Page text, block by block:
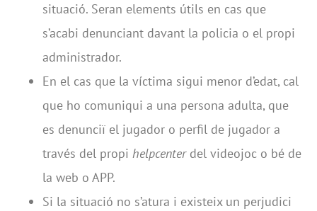
situació. Seran elements útils en cas que
s’acabi denunciant davant la policia o el propi
administrador.
En el cas que la víctima sigui menor d’edat, cal
que ho comuniqui a una persona adulta, que
es denunciï el jugador o perfil de jugador a
través del propi helpcenterdel videojoc o bé de
la web o APP.
Si la situació no s’atura i existeix un perjudici